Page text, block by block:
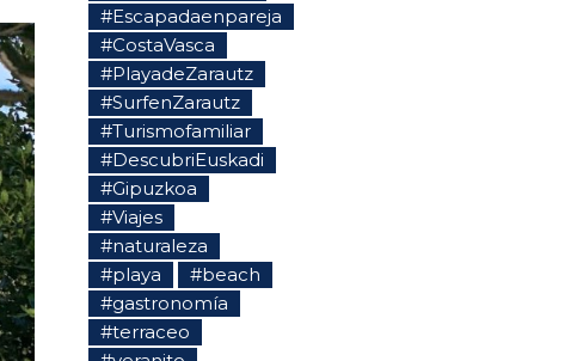
#Escapadaenpareja
#CostaVasca
#PlayadeZarautz
#SurfenZarautz
#Turismofamiliar
#DescubriEuskadi
#Gipuzkoa
#Viajes
#naturaleza
#playa
#beach
#gastronomía
#terraceo